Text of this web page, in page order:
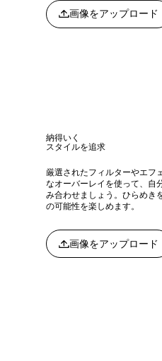
画像をアップロード
納得いく
スタイルを追求
厳選されたフィルターやエフ
なオーバーレイを使って、自
み合わせましょう。ひらめき
の可能性を楽しめます。
画像をアップロード